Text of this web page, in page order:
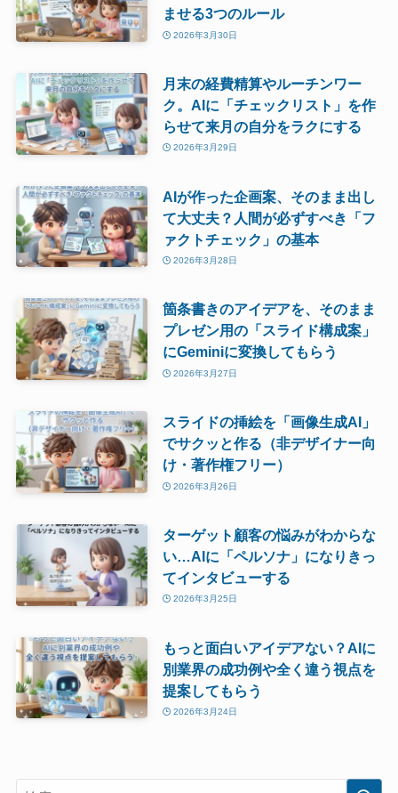
ませる3つのルール
2026年3月30日
月末の経費精算やルーチンワー
ク。AIに「チェックリスト」を作
らせて来月の自分をラクにする
2026年3月29日
AIが作った企画案、そのまま出し
て大丈夫？人間が必ずすべき「フ
ァクトチェック」の基本
2026年3月28日
箇条書きのアイデアを、そのまま
プレゼン用の「スライド構成案」
にGeminiに変換してもらう
2026年3月27日
スライドの挿絵を「画像生成AI」
でサクッと作る（非デザイナー向
け・著作権フリー）
2026年3月26日
ターゲット顧客の悩みがわからな
い…AIに「ペルソナ」になりきっ
てインタビューする
2026年3月25日
もっと面白いアイデアない？AIに
別業界の成功例や全く違う視点を
提案してもらう
2026年3月24日